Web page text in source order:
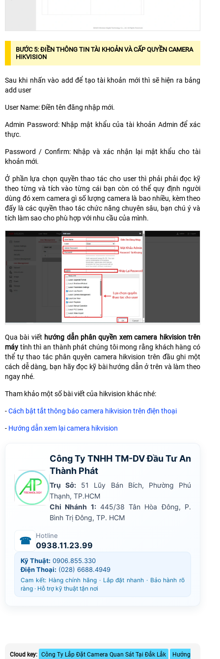
BƯỚC 5: ĐIỀN THÔNG TIN TÀI KHOẢN VÀ CẤP QUYỀN CAMERA
HIKVISION
Sau khi nhấn vào add để tạo tài khoản mới thì sẽ hiện ra bảng
add user
User Name: Điền tên đăng nhập mới.
Admin Password: Nhập mật khẩu của tài khoản Admin để xác
thực.
Password / Confirm: Nhập và xác nhận lại mật khẩu cho tài
khoản mới.
Ở phần lựa chọn quyền thao tác cho user thì phải phải đọc kỹ
theo từng và tích vào từng cái bạn còn có thể quy định người
dùng đó xem camera gì số lượng camera là bao nhiều, kèm theo
đấy là các quyền thao tác chức năng chuyên sâu, bạn chú ý và
tích làm sao cho phù hợp với nhu cầu của mình.
Qua bài viết hướng dẫn phân quyền xem camera hikvision trên
máy tính thì an thành phát chúng tôi mong rằng khách hàng có
thể tự thao tác phân quyên camera hikvision trên đầu ghi một
cách dễ dàng, bạn hãy đọc kỹ bài hướng dẫn ở trên và làm theo
ngay nhé.
Tham khảo một số bài viết của hikvision khác nhé:
-Cách bật tắt thông báo camera hikvision trên điện thoại
- Hướng dẫn xem lại camera hikvision
Công Ty TNHH TM-DV Đầu Tư An
Thành Phát
Trụ Sở: 51 Lũy Bán Bích, Phường Phú
Thạnh, TP.HCM
Chi Nhánh 1:445/38 Tân Hòa Đông, P.
Bình Trị Đông, TP. HCM
☎ Hotline
0938.11.23.99
Kỹ Thuật: 0906.855.330
Điện Thoại: (028) 6688.4949
Cam kết: Hàng chính hãng · Lắp đặt nhanh · Bảo hành rõ
ràng · Hỗ trợ kỹ thuật tận nơi
Cloud key: Công Ty Lắp Đặt Camera Quan Sát Tại Đắk Lắk
Hướng